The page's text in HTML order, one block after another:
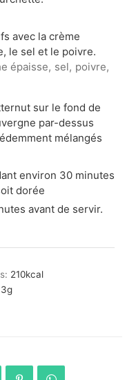
avec la crème
le sel et le poivre.
épaisse, sel, poivre,
sur le fond de
par-dessus
mélangés
environ 30 minutes
dorée
avant de servir.
210kcal
3g